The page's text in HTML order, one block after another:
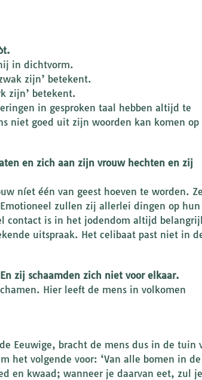
in dichtvorm.
zijn’ betekent.
zijn’ betekent.
in gesproken taal hebben altijd te
niet goed uit zijn woorden kan komen op
en zich aan zijn vrouw hechten en zij
níet één van geest hoeven te worden. Ze
zullen zij allerlei dingen op hun
contact is in het jodendom altijd
uitspraak. Het celibaat past niet in
zij schaamden zich niet voor elkaar.
Hier leeft de mens in volkomen
Eeuwige, bracht de mens dus in de tuin
het volgende voor: ‘Van alle bomen in de
en kwaad; wanneer je daarvan eet, zul je